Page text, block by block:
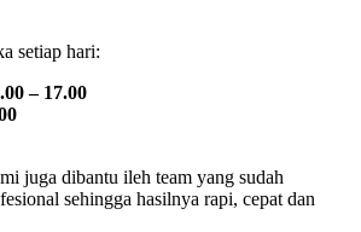
setiap hari:
– 17.00
juga dibantu ileh team yang sudah
sehingga hasilnya rapi, cepat dan